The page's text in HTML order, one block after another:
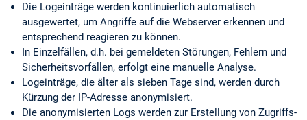
Die Logeinträge werden kontinuierlich automatisch
ausgewertet, um Angriffe auf die Webserver erkennen und
entsprechend reagieren zu können.
In Einzelfällen, d.h. bei gemeldeten Störungen, Fehlern und
Sicherheits­vorfällen, erfolgt eine manuelle Analyse.
Logeinträge, die älter als sieben Tage sind, werden durch
Kürzung der IP-Adresse anonymisiert.
Die anonymisierten Logs werden zur Erstellung von Zugriffs­